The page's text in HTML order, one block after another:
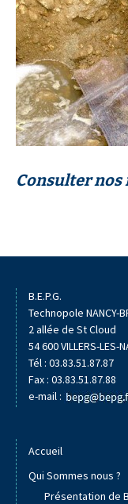
Consulter nos
B.E.P.G.
Technopole NANCY-
2 allée de St Cloud
54 600 VILLERS-LES-
Tél : 03.83.51.87.87
Fax : 03.83.51.87.88
e-mail :
Accueil
Qui Sommes nous ?
Présentation de